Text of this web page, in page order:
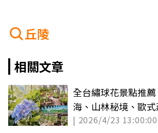
丘陵
相關文章
全台繡球花景點推
海、山林秘境、歐
卡
| 2026/4/23